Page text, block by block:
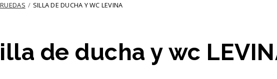
/ SILLA DE DUCHA Y WC LEVINA
de ducha y wc